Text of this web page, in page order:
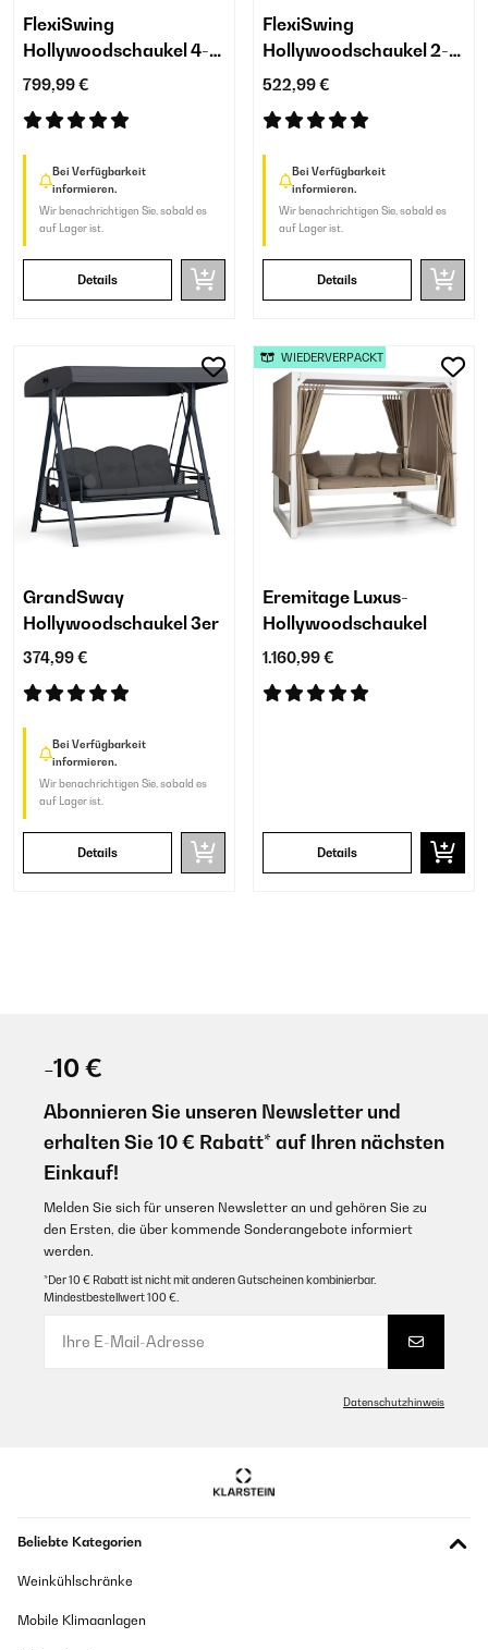
FlexiSwing
Hollywoodschaukel 4-
Sitzer
799,99 €
Bei Verfügbarkeit
informieren.
Wir benachrichtigen Sie, sobald es
auf Lager ist.
Details
FlexiSwing
Hollywoodschaukel 2-
Sitzer
522,99 €
Bei Verfügbarkeit
informieren.
Wir benachrichtigen Sie, sobald es
auf Lager ist.
Details
GrandSway
Hollywoodschaukel 3er
374,99 €
Bei Verfügbarkeit
informieren.
Wir benachrichtigen Sie, sobald es
auf Lager ist.
Details
Eremitage Luxus-
Hollywoodschaukel
1.160,99 €
Details
WIEDERVERPACKT
-10 €
Abonnieren Sie unseren Newsletter und
erhalten Sie 10 € Rabatt* auf Ihren nächsten
Einkauf!
Melden Sie sich für unseren Newsletter an und gehören Sie zu
den Ersten, die über kommende Sonderangebote informiert
werden.
*Der 10 € Rabatt ist nicht mit anderen Gutscheinen kombinierbar.
Mindestbestellwert 100 €.
Datenschutzhinweis
Beliebte Kategorien
Weinkühlschränke
Mobile Klimaanlagen